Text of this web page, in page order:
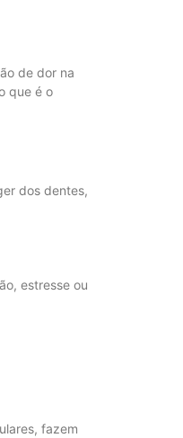
de dor na
que é o
dos dentes,
estresse ou
fazem